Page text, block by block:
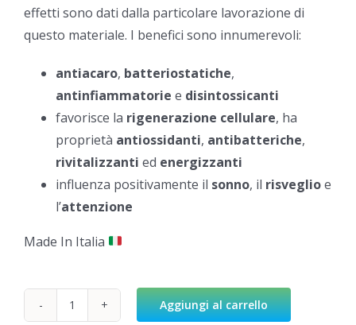
effetti sono dati dalla particolare lavorazione di
questo materiale. I benefici sono innumerevoli:
antiacaro, batteriostatiche,
antinfiammatorie e disintossicanti
favorisce la rigenerazione cellulare, ha
proprietà antiossidanti, antibatteriche,
rivitalizzanti ed energizzanti
influenza positivamente il sonno, il risveglioe
l’attenzione
Made In Italia
Guanciale
Aggiungi al carrello